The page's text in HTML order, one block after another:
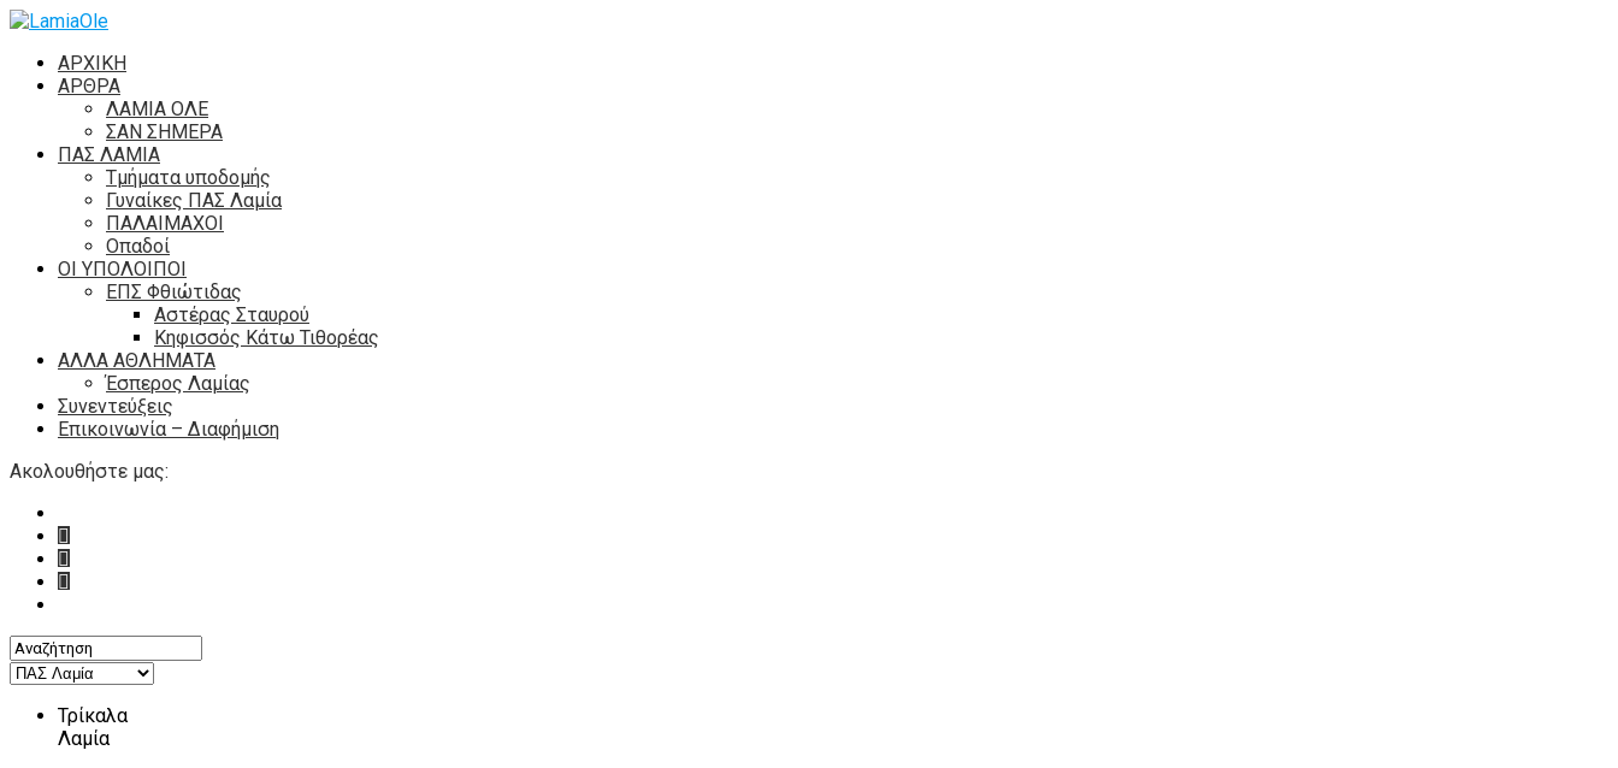
ΑΡΧΙΚΗ
ΑΡΘΡΑ
ΛΑΜΙΑ ΟΛΕ
ΣΑΝ ΣΗΜΕΡΑ
ΠΑΣ ΛΑΜΙΑ
Τμήματα υποδομής
Γυναίκες ΠΑΣ Λαμία
ΠΑΛΑΙΜΑΧΟΙ
Οπαδοί
ΟΙ ΥΠΟΛΟΙΠΟΙ
ΕΠΣ Φθιώτιδας
Αστέρας Σταυρού
Κηφισσός Κάτω Τιθορέας
ΑΛΛΑ ΑΘΛΗΜΑΤΑ
Έσπερος Λαμίας
Συνεντεύξεις
Επικοινωνία – Διαφήμιση
Ακολουθήστε μας:
Τρίκαλα
Λαμία